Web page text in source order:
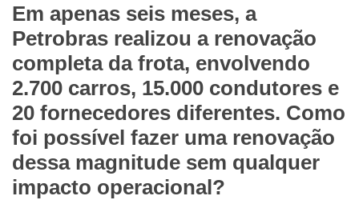
Em apenas seis meses, a
Petrobras realizou a renovação
completa da frota, envolvendo
2.700 carros, 15.000 condutores e
20 fornecedores diferentes. Como
foi possível fazer uma renovação
dessa magnitude sem qualquer
impacto operacional?